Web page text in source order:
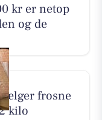
kr er netop
og de
frosne
kilo